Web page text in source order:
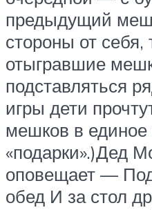
предыдущий
стороны от
отыгравшие
подставляться
игры дети
мешков в единое
«подарки».)Дед
оповещает —
обед И за стол